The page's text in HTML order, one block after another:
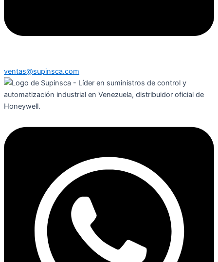
ventas@supinsca.com